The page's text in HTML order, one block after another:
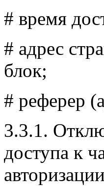
# время
# адрес
блок;
# реферер
3.3.1.
доступа к